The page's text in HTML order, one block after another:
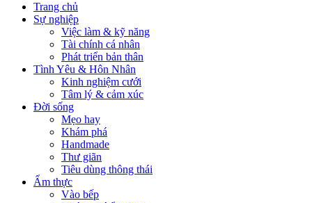
Trang chủ
Sự nghiệp
Việc làm & kỹ năng
Tài chính cá nhân
Phát triển bản thân
Tình Yêu & Hôn Nhân
Kinh nghiệm cưới
Tâm lý & cảm xúc
Đời sống
Mẹo hay
Khám phá
Handmade
Thư giãn
Tiêu dùng thông thái
Ẩm thực
Vào bếp